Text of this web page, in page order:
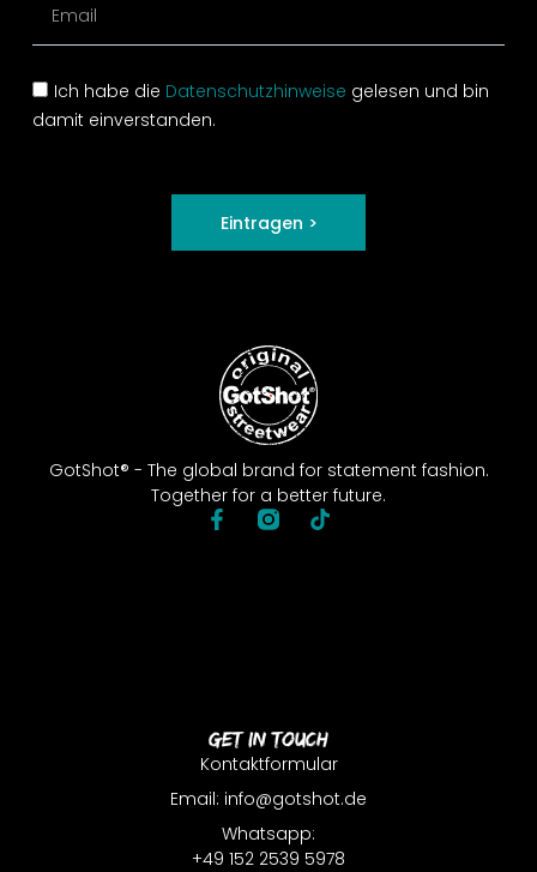
GotShot® - The global brand for statement fashion.
Together for a better future.
Get In Touch
Kontaktformular
Email: info@gotshot.de
Whatsapp:
+49 152 2539 5978
Ich habe die Datenschutzhinweise gelesen und bin
damit einverstanden.
Eintragen >